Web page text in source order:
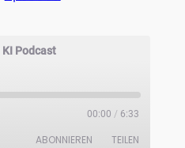
Podcast
00:00 / 6:33
ABONNIEREN TEILEN